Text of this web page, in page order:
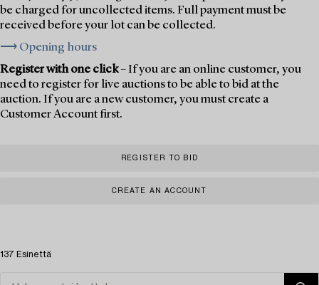
be charged for uncollected items. Full payment must be
received before your lot can be collected.
⟶ Opening hours
Register with one click– If you are an online customer, you
need to register for live auctions to be able to bid at the
auction. If you are a new customer, you must create a
Customer Account first.
REGISTER TO BID
CREATE AN ACCOUNT
137 Esinettä